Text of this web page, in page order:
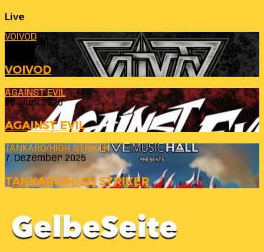
Live
VOIVOD
23. Juli 2026
VOIVOD
AGAINST EVIL
26. Juni 2026
AGAINST EVIL
TANKARD/HIGH STRIKER
7. Dezember 2025
TANKARD/HIGH STRIKER